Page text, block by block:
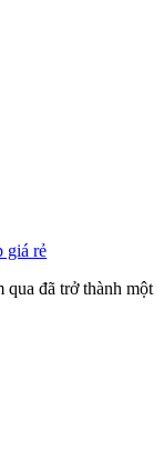
giá rẻ
qua đã trở thành một